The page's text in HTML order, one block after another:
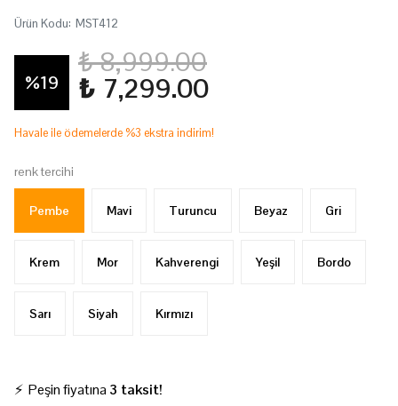
Ürün Kodu: MST412
%19
₺ 8,999.00
₺ 7,299.00
Havale ile ödemelerde %3 ekstra indirim!
renk tercihi
Pembe Mavi Turuncu Beyaz Gri
Krem Mor Kahverengi Yeşil Bordo
Sarı Siyah Kırmızı
⚡ Peşin fiyatına 3 taksit!